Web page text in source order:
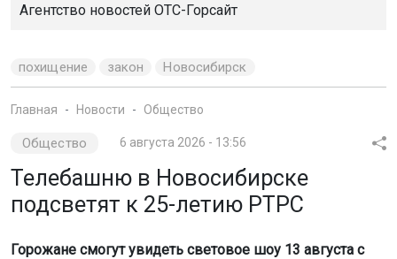
Агентство новостей ОТС-Горсайт
похищение закон Новосибирск
Главная Новости Общество
Общество 6 августа 2026 - 13:56
Телебашню в Новосибирске
подсветят к 25-летию РТРС
Горожане смогут увидеть световое шоу 13 августа с